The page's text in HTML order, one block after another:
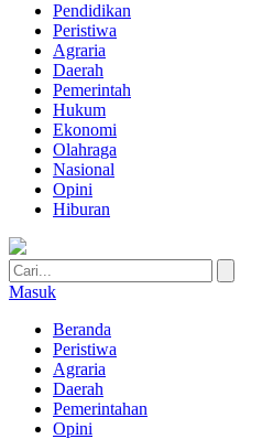
Pendidikan
Peristiwa
Agraria
Daerah
Pemerintah
Hukum
Ekonomi
Olahraga
Nasional
Opini
Hiburan
Masuk
Beranda
Peristiwa
Agraria
Daerah
Pemerintahan
Opini